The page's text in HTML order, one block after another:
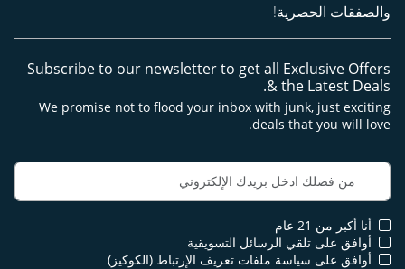
والصفقات الحصرية!
Subscribe to our newsletter to get all Exclusive Offers
& the Latest Deals.
We promise not to flood your inbox with junk, just exciting
deals that you will love.
أنا أكبر من 21 عام
أوافق على تلقي الرسائل التسويقية
أوافق على سياسة ملفات تعريف الإرتباط (الكوكيز)